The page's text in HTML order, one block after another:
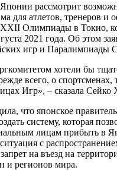
рассмотрит
для атлетов, тренеров и
Олимпиады в Токио,
2021 года. Об этом
игр и Паралимпиады
хотели бы
всего, о спортсменах,
Игр», – сказала Сейко
что японское
систему, которая
лицам прибыть в
с
на въезд на
и регионов мира.